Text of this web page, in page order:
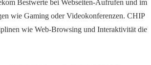
Bestwerte bei Webseiten-Aufrufen und im
wie Gaming oder Videokonferenzen. CHIP
wie Web-Browsing und Interaktivität die